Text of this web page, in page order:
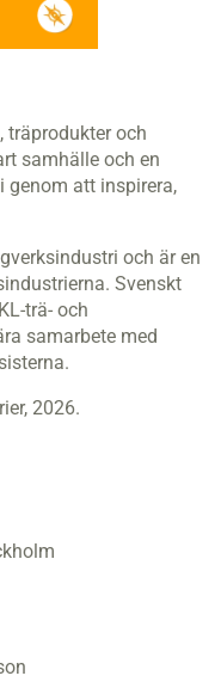
träprodukter och
samhälle och en
genom att inspirera,
och är en
Svenskt
trä- och
samarbete med
2026.